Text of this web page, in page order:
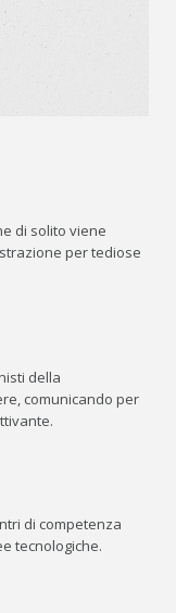
di solito viene
per tediose
della
comunicando per
di competenza
tecnologiche.